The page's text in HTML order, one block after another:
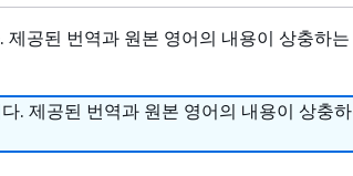
공된 번역과 원본 영어의 내용이 상충하
. 제공된 번역과 원본 영어의 내용이 상충